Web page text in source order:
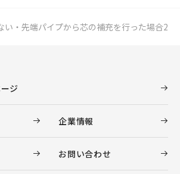
い・先端パイプから芯の補充を行った場合2
ジ
企業情報
お問い合わせ